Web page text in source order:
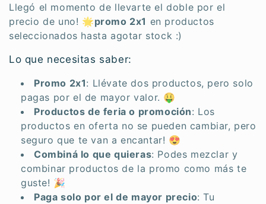
e
c
c
Llegó el momento de llevarte el doble por el
precio de uno! 🌟promo 2x1 en productos
seleccionados hasta agotar stock :)
Lo que necesitas saber:
Promo 2x1: Llévate dos productos, pero solo
pagas por el de mayor valor. 🤑
Productos de feria o promoción: Los
productos en oferta no se pueden cambiar, pero
seguro que te van a encantar! 😍
Combiná lo que quieras: Podes mezclar y
combinar productos de la promo como más te
guste! 🎉
Paga solo por el de mayor precio: Tu